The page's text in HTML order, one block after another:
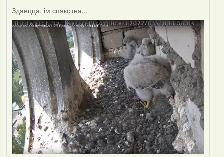
Здаецца, ім спякотна...